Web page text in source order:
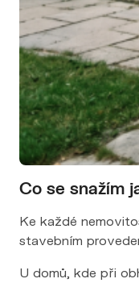
Co se snažím
Ke každé
stavebním
U domů, kde při